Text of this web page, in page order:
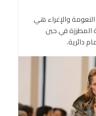
والإغراء هي
المطرزة في حين
دائرية.